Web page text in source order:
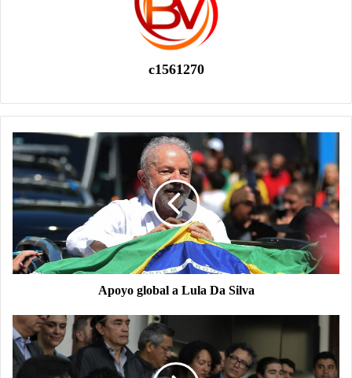
c1561270
Apoyo global a Lula Da Silva